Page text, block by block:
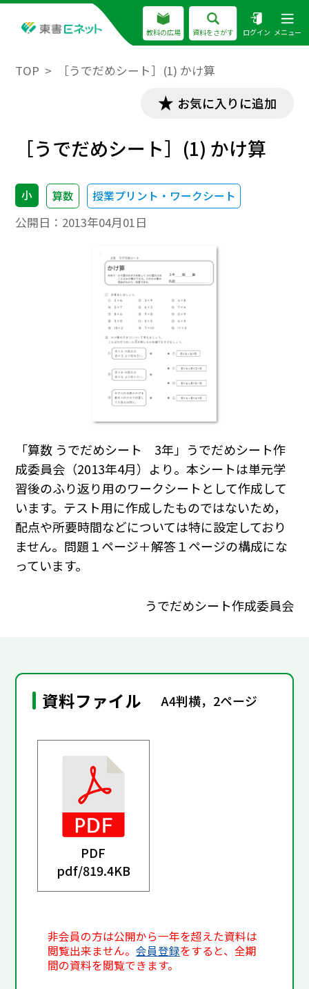
教科の広場 資料をさがす ログイン メニュー
TOP ［うでだめシート］(1) かけ算
お気に入りに追加
［うでだめシート］(1) かけ算
小 算数 授業プリント・ワークシート
公開日： 2013年04月01日
「算数 うでだめシート 3年」うでだめシート作
成委員会（2013年4月）より。本シートは単元学
習後のふり返り用のワークシートとして作成して
います。テスト用に作成したものではないため，
配点や所要時間などについては特に設定しており
ません。問題１ページ＋解答１ページの構成にな
っています。
うでだめシート作成委員会
資料ファイル A4判横，2ページ
PDF
pdf/819.4KB
非会員の方は公開から一年を超えた資料は
閲覧出来ません。会員登録をすると、全期
間の資料を閲覧できます。